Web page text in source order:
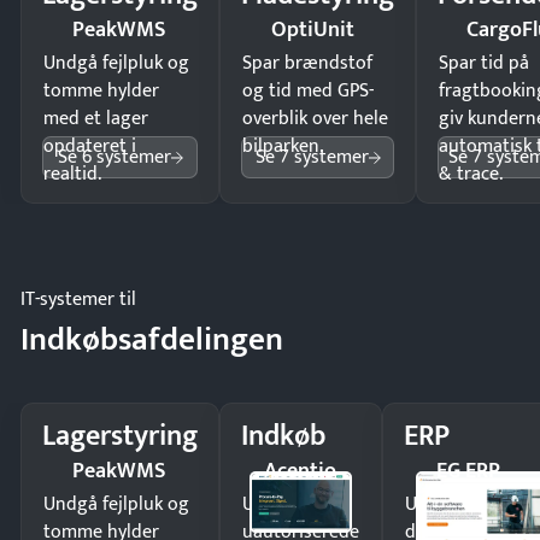
PeakWMS
Undgå fejlpluk og
tomme hylder
med et lager
opdateret i
realtid.
Se 6 systemer
OptiUnit
Spar brændstof
og tid med GPS-
overblik over hele
bilparken.
Se 7 systemer
Spar tid på
giv
automatisk
& trace.
Se 7
IT-systemer til
Indkøbsafdelingen
Lagerstyring
PeakWMS
Undgå fejlpluk og
tomme hylder
Indkøb
Acentio
Undgå
uautoriserede
ERP
EG ERP
Undgå